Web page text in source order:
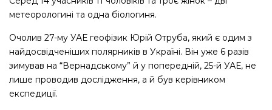
метеорологині та одна біологиня.
Очолив 27-му УАЕ геофізик Юрій Отруба, який є одим з
найдосвідченіших полярників в Україні. Він уже 6 разів
зимував на “Вернадському” й у попередній, 25-й УАЕ, не
лише проводив дослідження, а й був керівником
експедиції.